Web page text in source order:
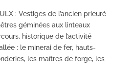
: Vestiges de l’ancien prieuré
géminées aux linteaux
historique de l’activité
: le minerai de fer, hauts-
les maîtres de forge, les